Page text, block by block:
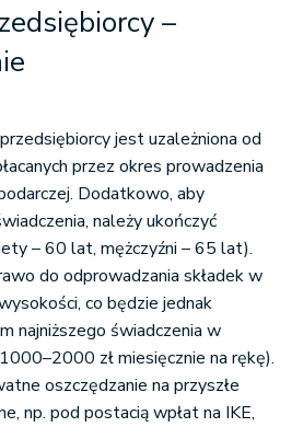
–
jest uzależniona od
przez okres prowadzenia
Dodatkowo, aby
należy ukończyć
– 60 lat, mężczyźni – 65 lat).
do odprowadzania składek w
co będzie jednak
najniższego świadczenia w
zł miesięcznie na rękę).
oszczędzanie na przyszłe
np. pod postacią wpłat na IKE,